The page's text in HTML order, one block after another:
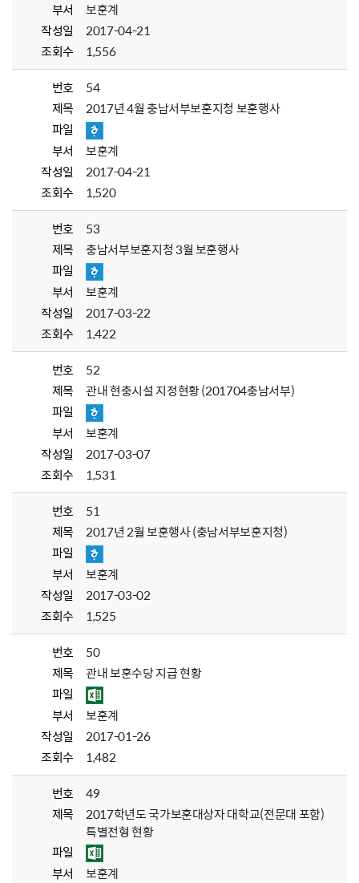
부서
보훈계
작성일
2017-04-21
조회수
1,556
번호
54
제목
2017년 4월 충남서부보훈지청 보훈행사
파일
부서
보훈계
작성일
2017-04-21
조회수
1,520
번호
53
제목
충남서부보훈지청 3월 보훈행사
파일
부서
보훈계
작성일
2017-03-22
조회수
1,422
번호
52
제목
관내 현충시설 지정현황 (201704충남서부)
파일
부서
보훈계
작성일
2017-03-07
조회수
1,531
번호
51
제목
2017년 2월 보훈행사 (충남서부보훈지청)
파일
부서
보훈계
작성일
2017-03-02
조회수
1,525
번호
50
제목
관내 보훈수당 지급 현황
파일
부서
보훈계
작성일
2017-01-26
조회수
1,482
번호
49
제목
2017학년도 국가보훈대상자 대학교(전문대 포함)
특별전형 현황
파일
부서
보훈계